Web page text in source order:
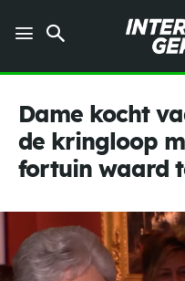
Dame kocht
de kringloop
fortuin waard